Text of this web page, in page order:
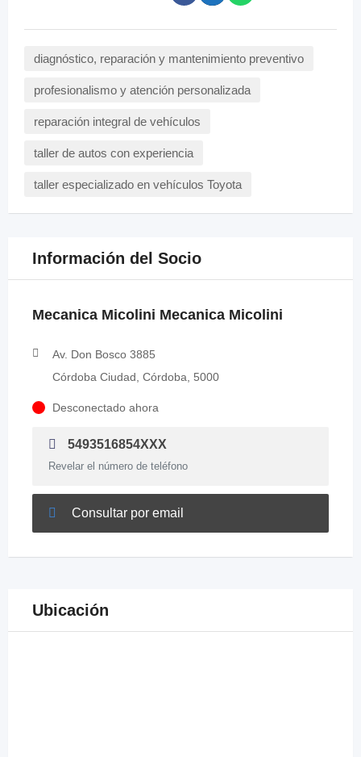
diagnóstico, reparación y mantenimiento preventivo
profesionalismo y atención personalizada
reparación integral de vehículos
taller de autos con experiencia
taller especializado en vehículos Toyota
Información del Socio
Mecanica Micolini Mecanica Micolini
Av. Don Bosco 3885
Córdoba Ciudad, Córdoba, 5000
Desconectado ahora
5493516854XXX
Revelar el número de teléfono
Consultar por email
Ubicación